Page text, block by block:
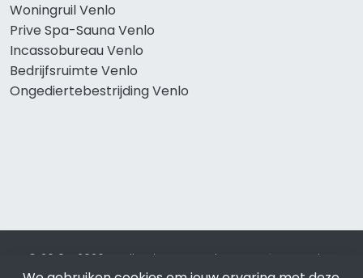
Woningruil Venlo
Prive Spa-Sauna Venlo
Incassobureau Venlo
Bedrijfsruimte Venlo
Ongediertebestrijding Venlo
© 2019 - 2026 Realisatie en SEO door SEO-bureau
Lion